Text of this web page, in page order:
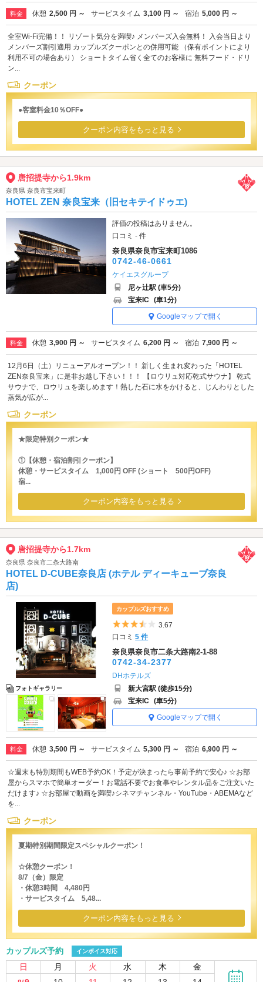
料金 休憩 2,500 円 ～ サービスタイム 3,100 円 ～ 宿泊 5,000 円 ～
全室Wi-Fi完備！！ リゾート気分を満喫♪ メンバーズ入会無料！ 入会当日より
メンバーズ割引適用 カップルズクーポンとの併用可能 （保有ポイントにより
利用不可の場合あり） ショートタイム省く全てのお客様に 無料フード・ドリ
ン...
クーポン
●客室料金10％OFF●
クーポン内容をもっと見る
唐招提寺から1.9km
奈良県 奈良市宝来町
HOTEL ZEN 奈良宝来（旧セキテイドゥエ)
評価の投稿はありません。
口コミ - 件
奈良県奈良市宝来町1086
0742-46-0661
ケイエスグループ
尼ヶ辻駅 (車5分)
宝来IC (車1分)
Googleマップで開く
料金 休憩 3,900 円 ～ サービスタイム 6,200 円 ～ 宿泊 7,900 円 ～
12月6日（土）リニューアルオープン！！ 新しく生まれ変わった「HOTEL
ZEN奈良宝来」に是非お越し下さい！！！ 【ロウリュ対応乾式サウナ】 乾式
サウナで、ロウリュを楽しめます！熱した石に水をかけると、じんわりとした
蒸気が広が...
クーポン
★限定特別クーポン★
①【休憩・宿泊割引クーポン】
休憩・サービスタイム 1,000円 OFF (ショート 500円OFF)
宿...
クーポン内容をもっと見る
唐招提寺から1.7km
奈良県 奈良市二条大路南
HOTEL D-CUBE奈良店 (ホテル ディーキューブ奈良
店)
フォトギャラリー
カップルズおすすめ
5つ星のうち3.5
3.67
口コミ5 件
奈良県奈良市二条大路南2-1-88
0742-34-2377
DHホテルズ
新大宮駅 (徒歩15分)
宝来IC (車5分)
Googleマップで開く
料金 休憩 3,500 円 ～ サービスタイム 5,300 円 ～ 宿泊 6,900 円 ～
☆週末も特別期間もWEB予約OK！予定が決まったら事前予約で安心♪ ☆お部
屋からスマホで簡単オーダー！お電話不要でお食事やレンタル品をご注文いた
だけます♪ ☆お部屋で動画を満喫♪シネマチャンネル・YouTube・ABEMAなど
を...
クーポン
夏期特別期間限定スペシャルクーポン！
☆休憩クーポン！
8/7（金）限定
・休憩3時間 4,480円
・サービスタイム 5,48...
クーポン内容をもっと見る
カップルズ予約 インボイス対応
日 月 火 水 木 金